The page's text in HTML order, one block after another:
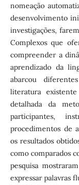
nomeação
desenvolvimento
investigações,
Complexos que
compreender a
aprendizado da
abarcou
literatura
detalhada da
participantes,
procedimentos de
os resultados
como comparados
pesquisa
expressar palavras